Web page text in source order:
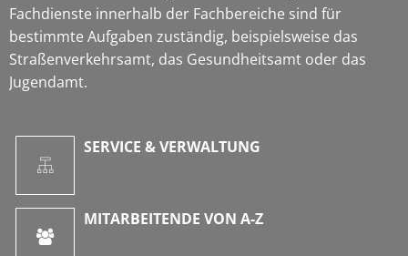
Fachdienste innerhalb der Fachbereiche sind für
bestimmte Aufgaben zuständig, beispielsweise das
Straßenverkehrsamt, das Gesundheitsamt oder das
Jugendamt.
SERVICE & VERWALTUNG
MITARBEITENDE VON A-Z